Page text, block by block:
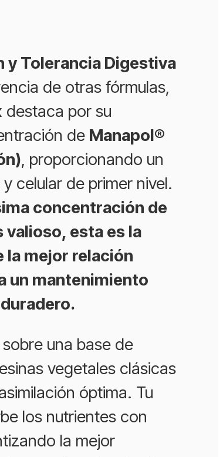
Tolerancia Digestiva
de otras fórmulas,
destaca por su
de Manapol®
, proporcionando un
celular de primer nivel.
concentración de
esta es la
la mejor relación
un mantenimiento
una base de
vegetales clásicas
óptima. Tu
los nutrientes con
la mejor